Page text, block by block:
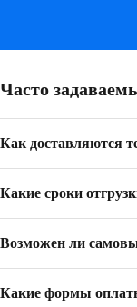
Часто
Как доставляются
Какие сроки
Возможен ли
Какие формы